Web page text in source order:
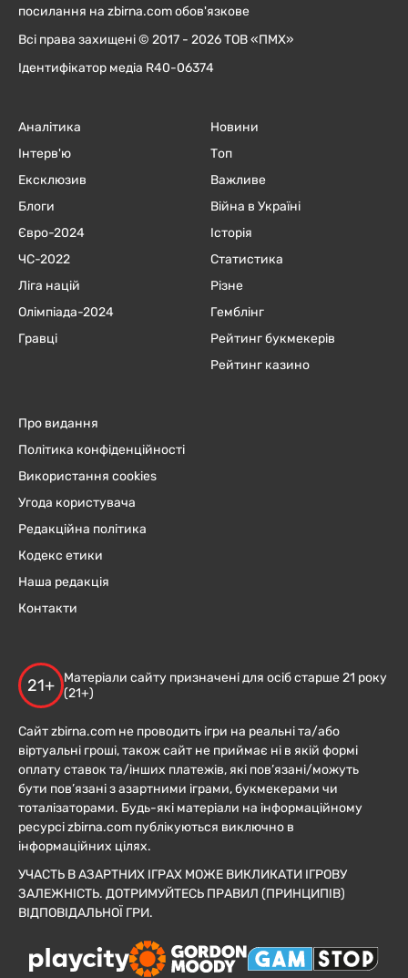
посилання на zbirna.com обов'язкове
Всі права захищені © 2017 - 2026 ТОВ «ПМХ»
Ідентифікатор медіа R40-06374
Аналітика
Інтерв'ю
Ексклюзив
Блоги
Євро-2024
ЧC-2022
Ліга націй
Олімпіада-2024
Гравці
Новини
Топ
Важливе
Війна в Україні
Історія
Статистика
Різне
Гемблінг
Рейтинг букмекерів
Рейтинг казино
Про видання
Політика конфіденційності
Використання cookies
Угода користувача
Редакційна політика
Кодекс етики
Наша редакція
Контакти
21+
Матеріали сайту призначені для осіб старше 21 року
(21+)
Сайт zbirna.com не проводить ігри на реальні та/або
віртуальні гроші, також сайт не приймає ні в якій формі
оплату ставок та/інших платежів, які пов’язані/можуть
бути пов’язані з азартними іграми, букмекерами чи
тоталізаторами. Будь-які матеріали на інформаційному
ресурсі zbirna.com публікуються виключно в
інформаційних цілях.
УЧАСТЬ В АЗАРТНИХ ІГРАХ МОЖЕ ВИКЛИКАТИ ІГРОВУ
ЗАЛЕЖНІСТЬ. ДОТРИМУЙТЕСЬ ПРАВИЛ (ПРИНЦИПІВ)
ВІДПОВІДАЛЬНОЇ ГРИ.